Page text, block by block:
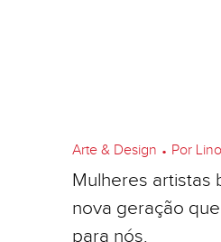
Arte & Design • Por
Mulheres artistas
nova geração
para nós.